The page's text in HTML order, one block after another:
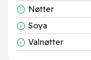
Nøtter
Soya
Valnøtter